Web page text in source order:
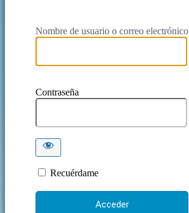
Nombre de usuario o correo electrónico
Contraseña
Recuérdame